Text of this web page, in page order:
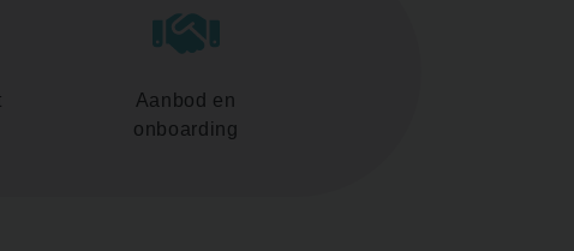
Aanbod en
onboarding